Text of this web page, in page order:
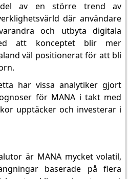
av en större trend av
där användare
och utbyta digitala
att konceptet blir mer
väl positionerat för att bli
har vissa analytiker gjort
för MANA i takt med
upptäcker och investerar i
är MANA mycket volatil,
baserade på flera